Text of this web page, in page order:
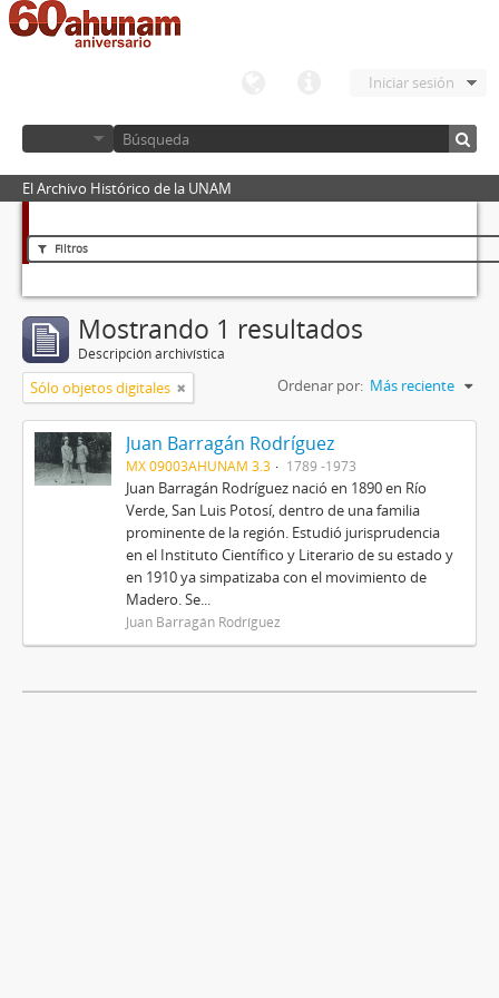
Iniciar sesión
El Archivo Histórico de la UNAM
Filtros
Mostrando 1 resultados
Descripción archivística
Sólo objetos digitales Ordenar por: Más reciente
Juan Barragán Rodríguez
MX 09003AHUNAM 3.3 1789 -1973
Juan Barragán Rodríguez nació en 1890 en Río
Verde, San Luis Potosí, dentro de una familia
prominente de la región. Estudió jurisprudencia
en el Instituto Científico y Literario de su estado y
en 1910 ya simpatizaba con el movimiento de
Madero. Se...
Juan Barragán Rodríguez